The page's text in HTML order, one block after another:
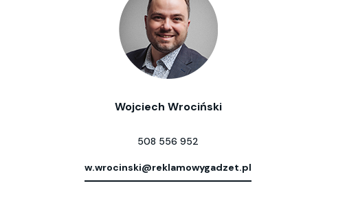
Wojciech Wrociński
508 556 952
w.wrocinski@reklamowygadzet.pl